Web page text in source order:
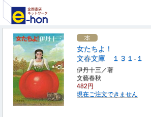
女たちよ！
文春文庫 １３１‐１
伊丹十三／著
文藝春秋
482円
現在ご注文できません